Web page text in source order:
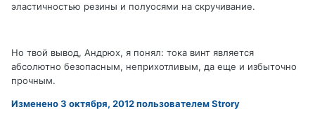
эластичностью резины и полуосями на скручивание.
Но твой вывод, Андрюх, я понял: тока винт является
абсолютно безопасным, неприхотливым, да еще и избыточно
прочным.
Изменено3 октября, 2012пользователем Strory